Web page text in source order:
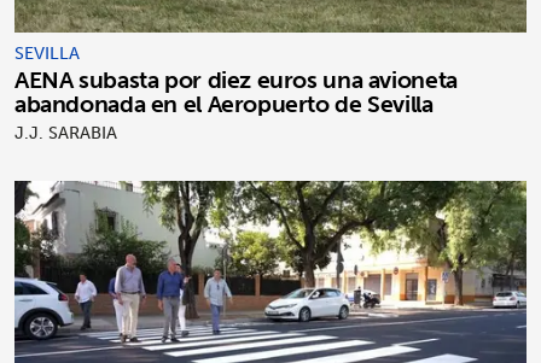
SEVILLA
AENA subasta por diez euros una avioneta
abandonada en el Aeropuerto de Sevilla
J.J. SARABIA